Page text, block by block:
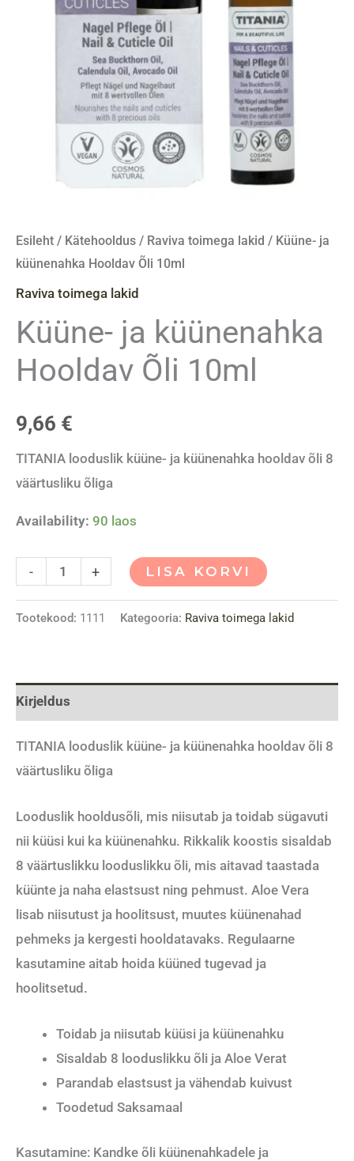
Esileht / Kätehooldus / Raviva toimega lakid / Küüne- ja
küünenahka Hooldav Õli 10ml
Raviva toimega lakid
Küüne- ja küünenahka
Hooldav Õli 10ml
9,66 €
TITANIA looduslik küüne- ja küünenahka hooldav õli 8
väärtusliku õliga
Availability: 90 laos
- + LISA KORVI
Tootekood: 1111 Kategooria: Raviva toimega lakid
Kirjeldus
TITANIA looduslik küüne- ja küünenahka hooldav õli 8
väärtusliku õliga
Looduslik hooldusõli, mis niisutab ja toidab sügavuti
nii küüsi kui ka küünenahku. Rikkalik koostis sisaldab
8 väärtuslikku looduslikku õli, mis aitavad taastada
küünte ja naha elastsust ning pehmust. Aloe Vera
lisab niisutust ja hoolitsust, muutes küünenahad
pehmeks ja kergesti hooldatavaks. Regulaarne
kasutamine aitab hoida küüned tugevad ja
hoolitsetud.
Toidab ja niisutab küüsi ja küünenahku
Sisaldab 8 looduslikku õli ja Aloe Verat
Parandab elastsust ja vähendab kuivust
Toodetud Saksamaal
Kasutamine: Kandke õli küünenahkadele ja